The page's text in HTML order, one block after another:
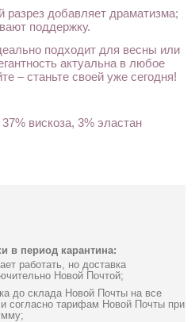
добавляет драматизма;
поддержку.
подходит для весны или
актуальна в любое
– станьте своей уже сегодня!
вискоза, 3% эластан
в период карантина:
работать, но доставка
Новой Почтой;
до склада Новой Почты на все
согласно тарифам Новой Почты при